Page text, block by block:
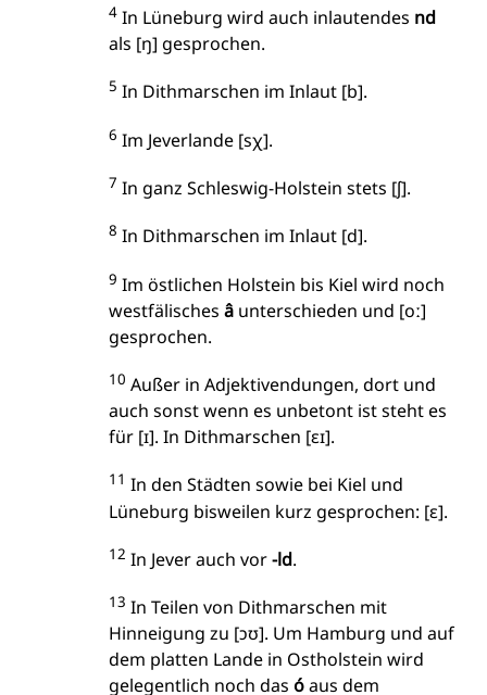
4 In Lüneburg wird auch inlautendes nd
als [ŋ] gesprochen.
5 In Dithmarschen im Inlaut [b].
6 Im Jeverlande [sχ].
7 In ganz Schleswig-Holstein stets [ʃ].
8 In Dithmarschen im Inlaut [d].
9 Im östlichen Holstein bis Kiel wird noch
westfälisches â unterschieden und [oː]
gesprochen.
10 Außer in Adjektivendungen, dort und
auch sonst wenn es unbetont ist steht es
für [ɪ]. In Dithmarschen [ɛɪ].
11 In den Städten sowie bei Kiel und
Lüneburg bisweilen kurz gesprochen: [ɛ].
12 In Jever auch vor-ld.
13 In Teilen von Dithmarschen mit
Hinneigung zu [ɔʊ]. Um Hamburg und auf
dem platten Lande in Ostholstein wird
gelegentlich noch das óaus dem